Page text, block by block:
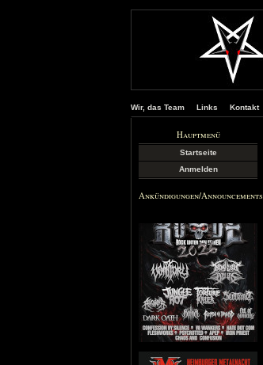
Wir, das Team Links Kontakt
Hauptmenü
Startseite
Anmelden
Ankündigungen/Announcements